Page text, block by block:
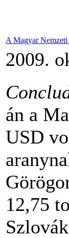
A Magyar
2009.
án a
USD
12,75